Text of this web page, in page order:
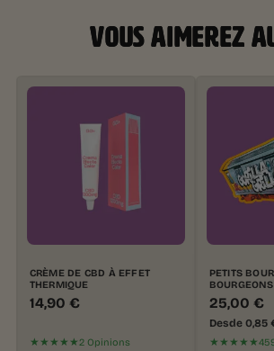
VOUS AIMEREZ
CRÈME DE CBD À EFFET
THERMIQUE
14,90 €
★★★★★2 Opinions
PETITS
25,00 €
Desde0,85
★★★★★